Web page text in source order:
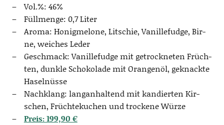
Vol.%: 46%
Füll­men­ge: 0,7 Liter
Aro­ma: Honig­me­lo­ne, Lit­schie, Vanil­le­fudge, Bir­
ne, wei­ches Leder
Geschmack: Vanil­le­fudge mit getrock­ne­ten Früch­
ten, dunk­le Scho­ko­la­de mit Oran­gen­öl, geknack­te
Haselnüsse
Nach­klang: lang­an­hal­tend mit kan­dier­ten Kir­
schen, Früch­te­ku­chen und tro­cke­ne Würze
Preis: 199,90 €